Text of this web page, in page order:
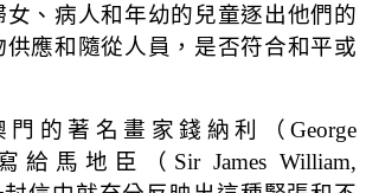
女、病人和年幼的兒童逐出他們的
應和隨從人員，是否符合和平或
的著名畫家錢納利（George
給馬地臣（Sir James William,